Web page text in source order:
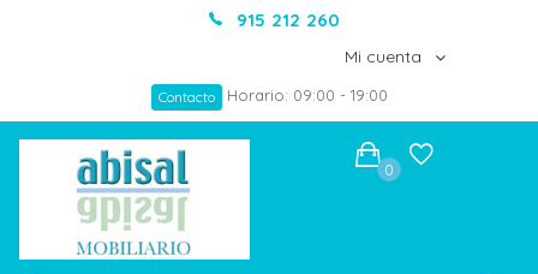
915 212 260
Mi cuenta
Contacto Horario: 09:00 - 19:00
0